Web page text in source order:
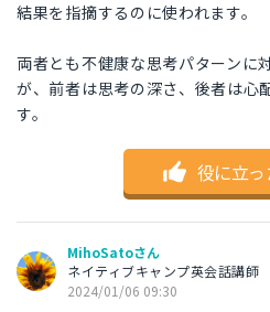
結果を指摘するのに使われます。
両者とも不健康な思考パターンに
が、前者は思考の深さ、後者は心
す。
役に立っ
MihoSatoさん
ネイティブキャンプ英会話講師
2024/01/06 09:30